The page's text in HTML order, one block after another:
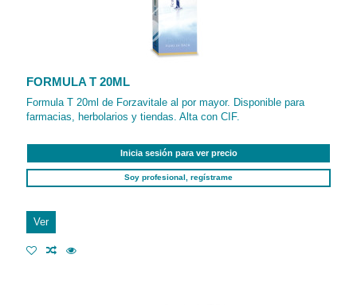
FORMULA T 20ML
Formula T 20ml de Forzavitale al por mayor. Disponible para
farmacias, herbolarios y tiendas. Alta con CIF.
Inicia sesión para ver precio
Soy profesional, regístrame
Ver